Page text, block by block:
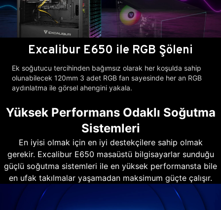
Excalibur E650 ile RGB Şöleni
Ek soğutucu tercihinden bağımsız olarak her koşulda sahip
olunabilecek 120mm 3 adet RGB fan sayesinde her an RGB
aydınlatma ile görsel ahengini yakala.
Yüksek Performans Odaklı Soğutma
Sistemleri
En iyisi olmak için en iyi destekçilere sahip olmak
gerekir. Excalibur E650 masaüstü bilgisayarlar sunduğu
güçlü soğutma sistemleri ile en yüksek performansta bile
en ufak takılmalar yaşamadan maksimum güçte çalışır.